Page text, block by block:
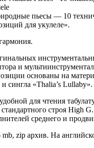
пьесы — 10
для укулеле».
и
основаны на
сингла «Thalia’s Lullaby».
для чтения
строя High
среднего и
zip архив. На